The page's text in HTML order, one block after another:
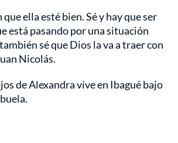
ella esté bien. Sé y hay que ser
está pasando por una situación
sé que Dios la va a traer con
Nicolás.
de Alexandra vive en Ibagué bajo